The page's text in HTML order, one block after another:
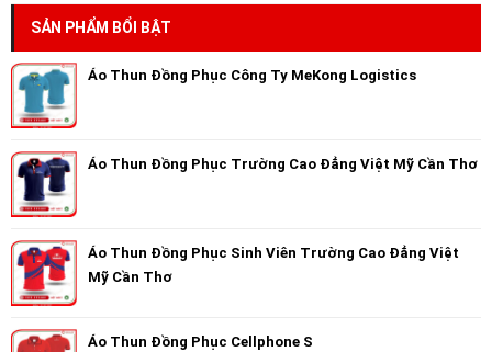
SẢN PHẨM BỔI BẬT
Áo Thun Đồng Phục Công Ty MeKong Logistics
Áo Thun Đồng Phục Trường Cao Đẳng Việt Mỹ Cần Thơ
Áo Thun Đồng Phục Sinh Viên Trường Cao Đẳng Việt
Mỹ Cần Thơ
Áo Thun Đồng Phục Cellphone S